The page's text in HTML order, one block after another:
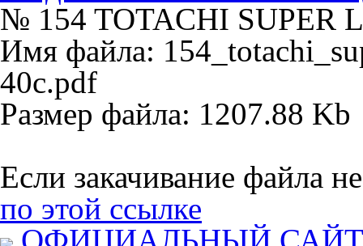
№ 154 TOTACHI SUPER
Имя файла:
40c.pdf
Размер файла: 1207.88 Kb
Если закачивание файла
по этой ссылке